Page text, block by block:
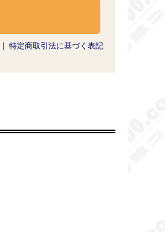
特定商取引法に基づく表記